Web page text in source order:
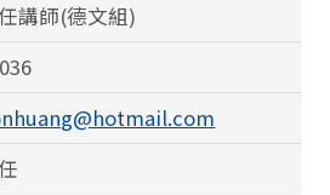
講師(德文組)